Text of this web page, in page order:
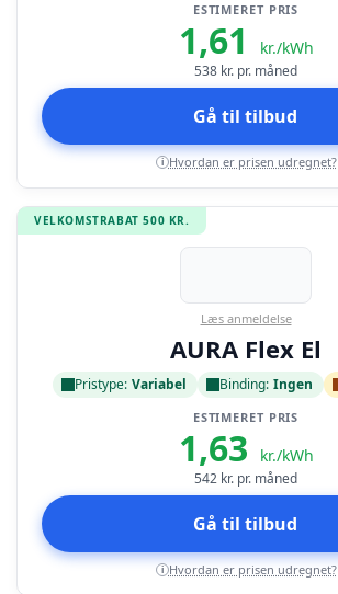
ESTIMERET PRIS
1,61 kr./kWh
538 kr. pr. måned
Gå til tilbud
i Hvordan er prisen udregnet?
VELKOMSTRABAT 500 KR.
Læs anmeldelse
AURA Flex El
Pristype: Variabel Binding: Ingen
ESTIMERET PRIS
1,63 kr./kWh
542 kr. pr. måned
Gå til tilbud
i Hvordan er prisen udregnet?